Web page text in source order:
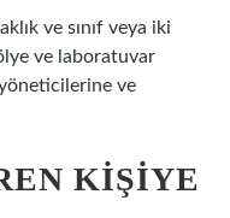
ve sınıf veya iki
ve laboratuvar
ve
KIŞIYE